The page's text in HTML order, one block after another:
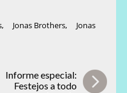
, Jonas Brothers, Jonas
Informe especial:
Festejos a todo